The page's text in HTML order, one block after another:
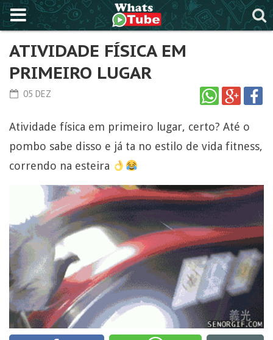
ATIVIDADE FÍSICA EM
PRIMEIRO LUGAR
05 DEZ
Atividade física em primeiro lugar, certo? Até o
pombo sabe disso e já ta no estilo de vida fitness,
correndo na esteira